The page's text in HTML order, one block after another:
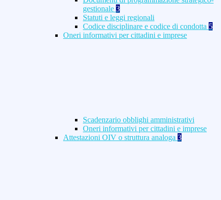
gestionale 3
Statuti e leggi regionali
Codice disciplinare e codice di condotta 5
Oneri informativi per cittadini e imprese
Scadenzario obblighi amministrativi
Oneri informativi per cittadini e imprese
Attestazioni OIV o struttura analoga 3